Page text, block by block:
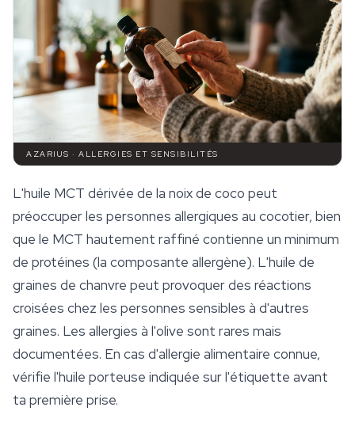
AZARIUS · ALLERGIES ET SENSIBILITÉS
L'huile MCT dérivée de la noix de coco peut
préoccuper les personnes allergiques au cocotier, bien
que le MCT hautement raffiné contienne un minimum
de protéines (la composante allergène). L'huile de
graines de chanvre peut provoquer des réactions
croisées chez les personnes sensibles à d'autres
graines. Les allergies à l'olive sont rares mais
documentées. En cas d'allergie alimentaire connue,
vérifie l'huile porteuse indiquée sur l'étiquette avant
ta première prise.